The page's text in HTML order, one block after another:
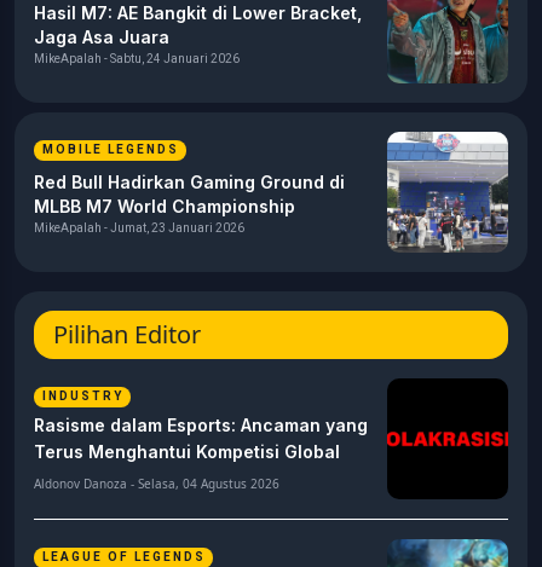
Hasil M7: AE Bangkit di Lower Bracket,
Jaga Asa Juara
MikeApalah - Sabtu, 24 Januari 2026
MOBILE LEGENDS
Red Bull Hadirkan Gaming Ground di
MLBB M7 World Championship
MikeApalah - Jumat, 23 Januari 2026
Pilihan Editor
INDUSTRY
Rasisme dalam Esports: Ancaman yang
Terus Menghantui Kompetisi Global
Aldonov Danoza - Selasa, 04 Agustus 2026
LEAGUE OF LEGENDS